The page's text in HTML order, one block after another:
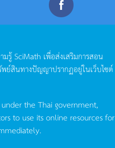
มรู้SciMath เพื่อส่งเสริมการสอน
ย์สินทางปัญญาปรากฏอยู่ในเว็บไซต์
the Thai government,
to use its online resources for